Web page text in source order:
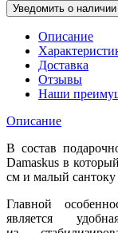
Уведомить о наличии
Описание
Доставка
Отзывы
Наши
Описание
В состав
Damaskus в
см и малый сантоку
Главной
является